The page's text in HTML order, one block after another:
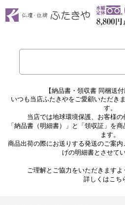
【納品書・領収書 同梱送
いつも当店ふたきやをご愛顧いただき
す。
当店では地球環境保護、お客様
「納品書（明細書）」と「領収証」を
ます。
商品出荷の際にお送りする発送のご案
げの明細書とさせて
ご理解とご協力をいただきますよ
詳しくはこち